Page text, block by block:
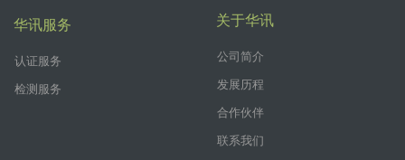
华讯服务
认证服务
检测服务
关于华讯
公司简介
发展历程
合作伙伴
联系我们